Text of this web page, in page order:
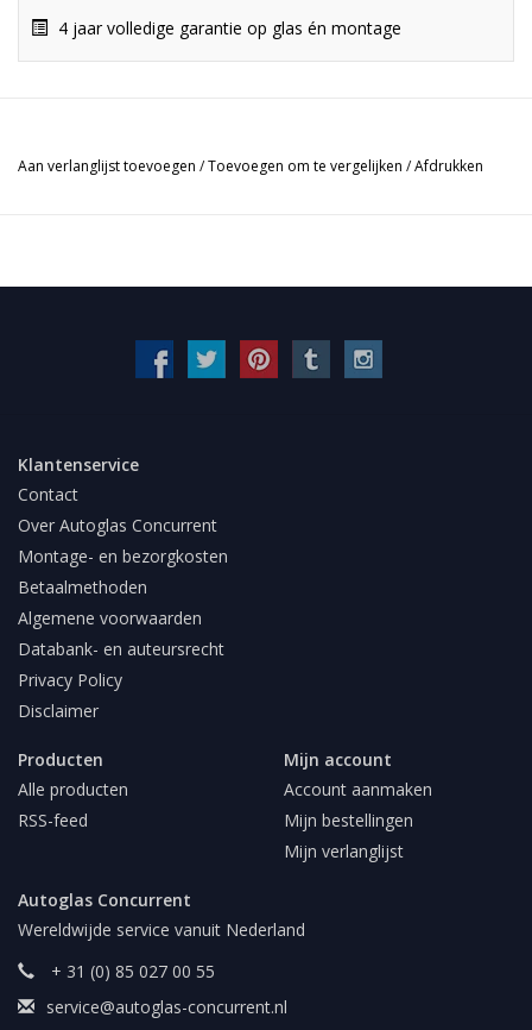
4 jaar volledige garantie op glas én montage
Aan verlanglijst toevoegen /Toevoegen om te vergelijken /Afdrukken
Klantenservice
Contact
Over Autoglas Concurrent
Montage- en bezorgkosten
Betaalmethoden
Algemene voorwaarden
Databank- en auteursrecht
Privacy Policy
Disclaimer
Producten
Alle producten
RSS-feed
Mijn account
Account aanmaken
Mijn bestellingen
Mijn verlanglijst
Autoglas Concurrent
Wereldwijde service vanuit Nederland
+ 31 (0) 85 027 00 55
service@autoglas-concurrent.nl